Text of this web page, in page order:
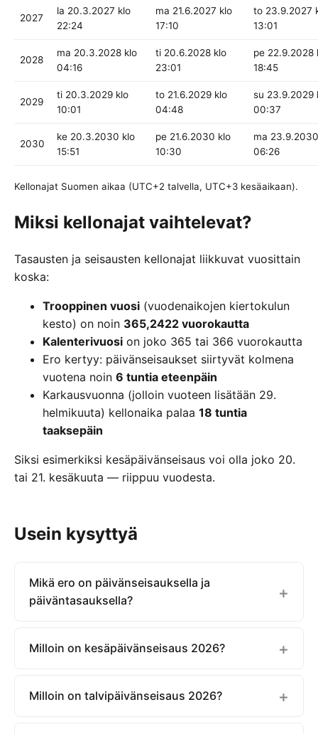
2027
la 20.3.2027 klo
22:24
ma 21.6.2027 klo
17:10
to 23.9.2027
13:01
2028
ma 20.3.2028 klo
04:16
ti 20.6.2028 klo
23:01
pe 22.9.2028
18:45
2029
ti 20.3.2029 klo
10:01
to 21.6.2029 klo
04:48
su 23.9.2029
00:37
2030
ke 20.3.2030 klo
15:51
pe 21.6.2030 klo
10:30
ma
06:26
Kellonajat Suomen aikaa (UTC+2 talvella, UTC+3 kesäaikaan).
Miksi kellonajat vaihtelevat?
Tasausten ja seisausten kellonajat liikkuvat vuosittain
koska:
Trooppinen vuosi (vuodenaikojen kiertokulun
kesto) on noin 365,2422 vuorokautta
Kalenterivuosi on joko 365 tai 366 vuorokautta
Ero kertyy: päivänseisaukset siirtyvät kolmena
vuotena noin 6 tuntia eteenpäin
Karkausvuonna (jolloin vuoteen lisätään 29.
helmikuuta) kellonaika palaa 18 tuntia
taaksepäin
Siksi esimerkiksi kesäpäivänseisaus voi olla joko 20.
tai 21. kesäkuuta — riippuu vuodesta.
Usein kysyttyä
Mikä ero on päivänseisauksella ja
päiväntasauksella?
Milloin on kesäpäivänseisaus 2026?
Milloin on talvipäivänseisaus 2026?